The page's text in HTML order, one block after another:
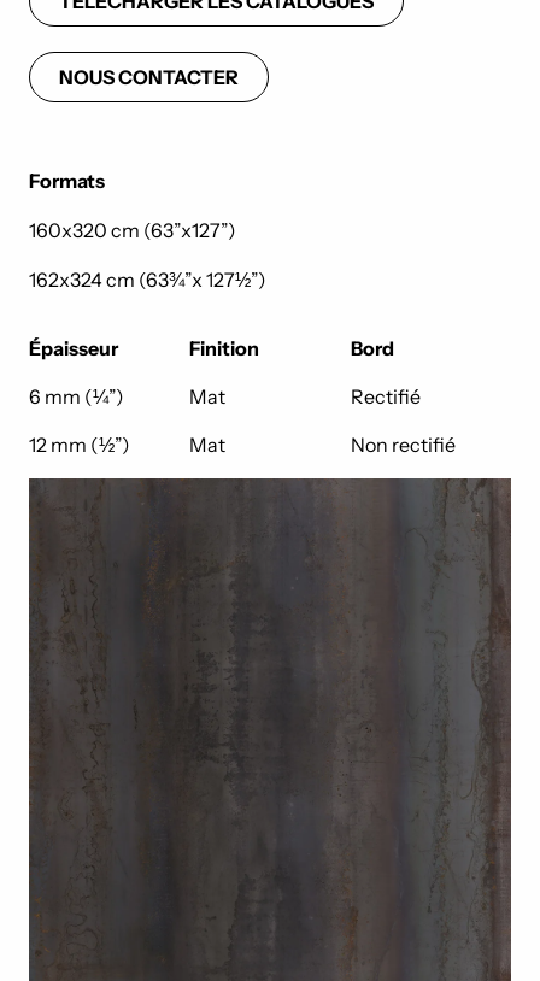
NOUS CONTACTER
Formats
160x320 cm (63”x127”)
162x324 cm (63¾”x 127½”)
Épaisseur Finition
Bord
6 mm (¼”)
Mat
Rectifié
12 mm (½”)
Mat Non rectifié